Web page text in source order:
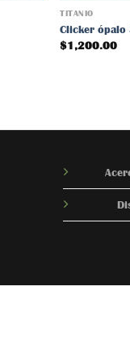
TITANIO
Clicker
$1,200.00